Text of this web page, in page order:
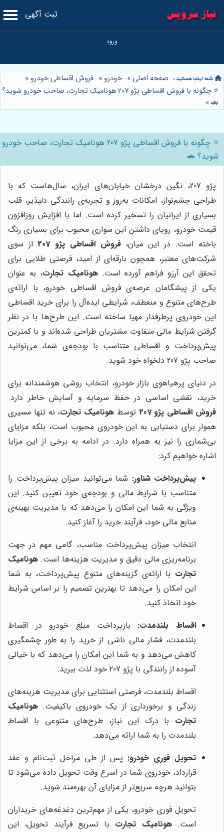
ثبت آگهی
صفحه اصلی » خودرو » فروش اقساطی خودرو »
⭐️ چگونه با فروش اقساطی پژو 207 هونامیک تجارت، صاحب خودرو شوید؟
🚗
»
⭐️ چگونه با فروش اقساطی پژو 207 هونامیک تجارت، صاحب خودرو
شوید؟ 🚗
پژو 207، نگین درخشان خیابان‌های ایران، سال‌هاست که با
طراحی چشم‌نواز، امکانات به‌روز و تجربه‌ی رانندگی دلپذیر، قلب
بسیاری از ایرانیان را تسخیر کرده است. اما با افزایش روزافزون
قیمت خودرو، رویای داشتن این سواری محبوب برای بسیاری رنگ
باخته است. در این میان،فروش اقساطی پژو 207
از سوی
شرکت‌های معتبر، همچون بارقه‌ای از امید، فرصتی طلایی برای
تحقق این آرزو فراهم آورده است.هونامیک تجارت، به عنوان
یکی از پیشگامان عرصه‌ی فروش اقساطی خودرو، با ارائه‌ی
طرح‌های متنوع و منعطف، شرایطی ایده‌آل را برای خرید اقساطی
این خودروی پرطرفدار مهیا ساخته است. این طرح‌ها با در نظر
گرفتن شرایط مالی متفاوت مشتریان طراحی شده‌اند و با کمترین
پیش‌پرداخت و اقساطی متناسب با بودجه‌ی شما، می‌توانید
صاحب پژو 207 دلخواه خود شوید.
در دنیای پرهیاهوی بازار خودرو، انتخاب روشی هوشمندانه برای
خرید، نقشی اساسی در حفظ سرمایه و آسایش خاطر دارد.
فروش اقساطی پژو 207
توسط هونامیک تجارت، نه تنها مسیری
هموار برای دستیابی به این خودروی محبوب است، بلکه مزایای
بی‌شماری را نیز به همراه دارد. در ادامه به برخی از این مزایا
اشاره خواهیم کرد:
پیش‌پرداخت شناور: شما می‌توانید میزان پیش‌پرداخت را
متناسب با شرایط مالی و بودجه‌ی خود تعیین کنید. این
ویژگی به شما این امکان را می‌دهد که با مدیریت بهینه‌ی
منابع مالی خود، فرآیند خرید را آغاز کنید.
انتخاب میزان پیش‌پرداخت مناسب، گامی مهم در جهت
برنامه‌ریزی مالی دقیق و مدیریت هزینه‌ها است. هونامیک
تجارت با ارائه‌ی گزینه‌های متنوع پیش‌پرداخت، به شما
این امکان را می‌دهد تا بهترین تصمیم را بر اساس شرایط
خود اتخاذ کنید.
اقساط بلندمدت: بازپرداخت مبلغ خودرو در اقساط
بلندمدت، فشار مالی ناشی از خرید را به طور چشمگیری
کاهش می‌دهد و به شما این امکان را می‌دهد که با خیالی
آسوده از رانندگی با پژو 207 خود لذت ببرید.
اقساط بلندمدت، فرصتی استثنایی برای مدیریت هزینه‌های
زندگی و برخورداری از یک خودروی باکیفیت. هونامیک
تجارت با درک این نیاز، طرح‌های متنوعی با اقساط
بلندمدت را به شما ارائه می‌دهد.
تحویل فوری خودرو: پس از طی مراحل ثبت‌نام و عقد
قرارداد، خودروی شما در اسرع وقت تحویل داده می‌شود تا
بتوانید هرچه سریع‌تر از مزایای آن بهره‌مند شوید.
تحویل فوری خودرو، یکی از مهم‌ترین دغدغه‌های خریداران
است.هونامیک تجارت با تسریع فرآیند تحویل، این